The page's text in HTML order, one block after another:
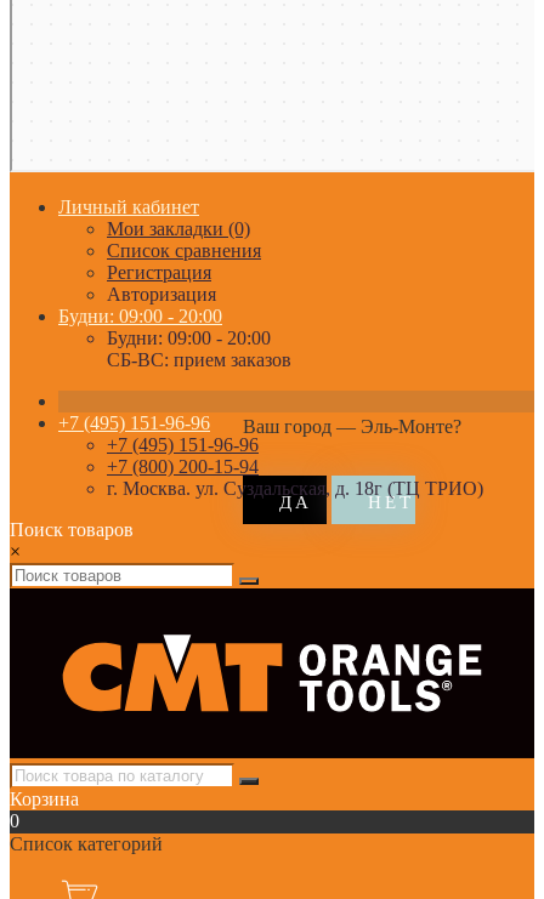
Личный кабинет
Мои закладки (0)
Список сравнения
Регистрация
Авторизация
Будни: 09:00 - 20:00
Будни: 09:00 - 20:00
СБ-ВС: прием заказов
Ваш город — Эль-Монте?
+7 (495) 151-96-96
+7 (495) 151-96-96
+7 (800) 200-15-94
г. Москва. ул. Суздальская, д. 18г (ТЦ ТРИО)
Поиск товаров
×
Корзина
0
Список категорий